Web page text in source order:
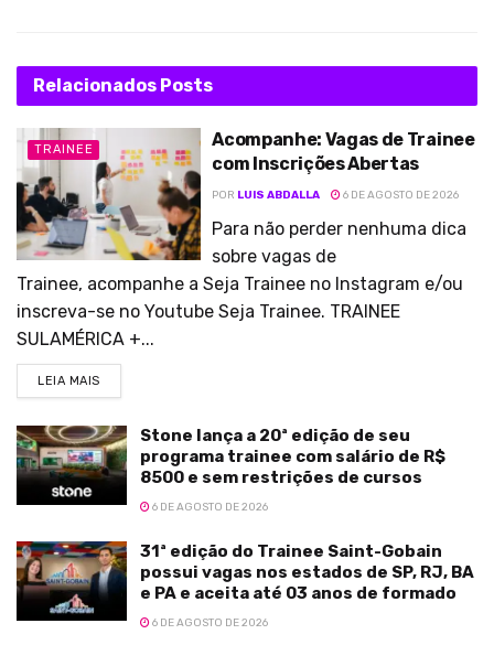
Relacionados Posts
TRAINEE
Acompanhe: Vagas de Trainee
com Inscrições Abertas
POR LUIS ABDALLA 6 DE AGOSTO DE 2026
Para não perder nenhuma dica
sobre vagas de
Trainee, acompanhe a Seja Trainee no Instagram e/ou
inscreva-se no Youtube Seja Trainee. TRAINEE
SULAMÉRICA +...
LEIA MAIS
Stone lança a 20ª edição de seu
programa trainee com salário de R$
8500 e sem restrições de cursos
6 DE AGOSTO DE 2026
31ª edição do Trainee Saint-Gobain
possui vagas nos estados de SP, RJ, BA
e PA e aceita até 03 anos de formado
6 DE AGOSTO DE 2026